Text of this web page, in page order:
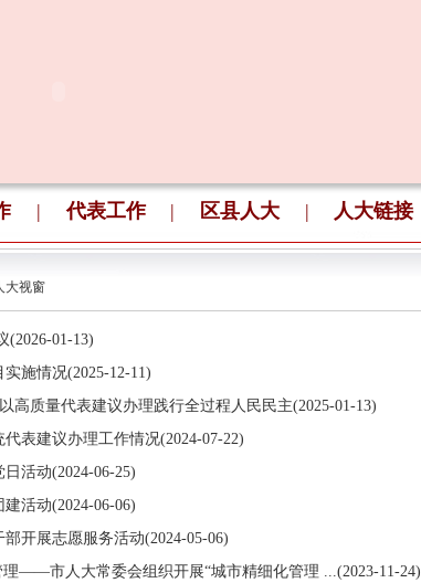
| 代表工作 | 区县人大 | 人大链接
大视窗
(2026-01-13)
施情况(2025-12-11)
高质量代表建议办理践行全过程人民民主(2025-01-13)
表建议办理工作情况(2024-07-22)
活动(2024-06-25)
活动(2024-06-06)
开展志愿服务活动(2024-05-06)
理——市人大常委会组织开展“城市精细化管理 ...(2023-11-24)